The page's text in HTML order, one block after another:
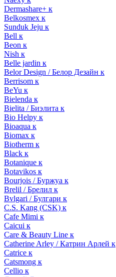
Dermashare+ к
Belkosmex к
Sunduk Jeju к
Bell к
Beon к
Nish к
Belle jardin к
Belor Design / Белор Дезайн к
Berrisom к
BeYu к
Bielenda к
Bielita / Биэлита к
Bio Helpy к
Bioaqua к
Biomax к
Biotherm к
Black к
Botanique к
Botavikos к
Bourjois / Буржуа к
Brelil / Брелил к
Bvlgari / Булгари к
C.S. Kang (CSK) к
Cafe Mimi к
Caicui к
Care & Beauty Line к
Catherine Arley / Катрин Арлей к
Catrice к
Catsmong к
Cellio к